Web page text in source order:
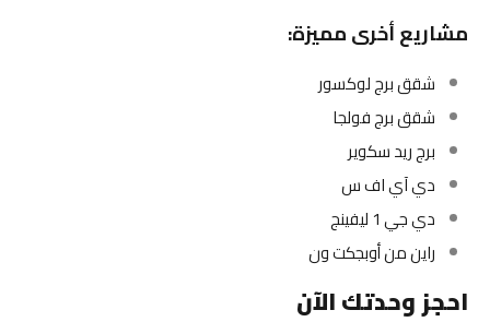
مشاريع أخرى مميزة:
شقق برج لوكسور
شقق برج فولجا
برج ريد سكوير
دي آي اف س
دي جي 1 ليفينج
راين من أوبجكت ون
احجز وحدتك الآن